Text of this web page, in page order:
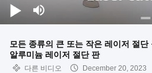
모든 종류의 큰 또는 작은 레이저 절단
알루미늄 레이저 절단 판
다른 비디오
December 20, 2023